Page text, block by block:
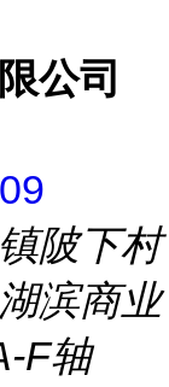
公司
陂下村
滨商业
F轴